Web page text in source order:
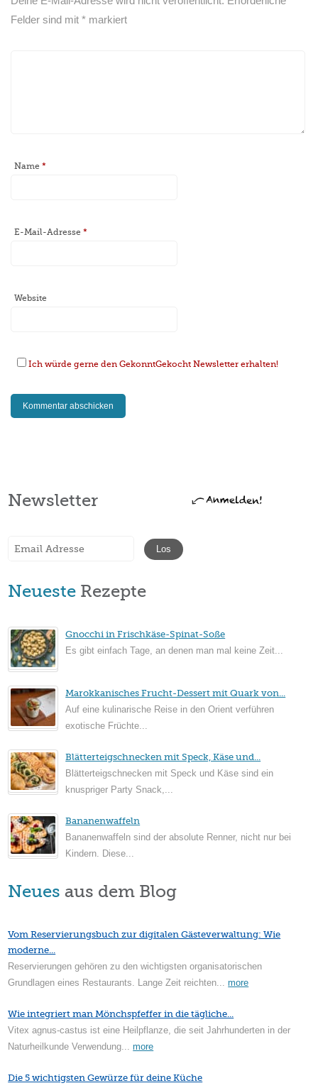
Felder sind mit* markiert
Name*
E-Mail-Adresse*
Website
Ich würde gerne den GekonntGekocht Newsletter erhalten!
Newsletter
Neueste Rezepte
Gnocchi in Frischkäse-Spinat-Soße
Es gibt einfach Tage, an denen man mal keine Zeit...
Marokkanisches Frucht-Dessert mit Quark von...
Auf eine kulinarische Reise in den Orient verführen
exotische Früchte...
Blätterteigschnecken mit Speck, Käse und...
Blätterteigschnecken mit Speck und Käse sind ein
knuspriger Party Snack,...
Bananenwaffeln
Bananenwaffeln sind der absolute Renner, nicht nur bei
Kindern. Diese...
Neues aus dem Blog
Vom Reservierungsbuch zur digitalen Gästeverwaltung: Wie
moderne...
Reservierungen gehören zu den wichtigsten organisatorischen
Grundlagen eines Restaurants. Lange Zeit reichten...more
Wie integriert man Mönchspfeffer in die tägliche...
Vitex agnus-castus ist eine Heilpflanze, die seit Jahrhunderten in der
Naturheilkunde Verwendung...more
Die 5 wichtigsten Gewürze für deine Küche